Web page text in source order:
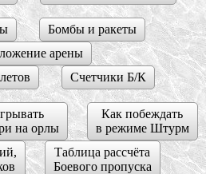
Бомбы и ракеты
арены
Счетчики Б/К
на орлы
Как побеждать
в режиме Штурм
Таблица рассчёта
Боевого пропуска